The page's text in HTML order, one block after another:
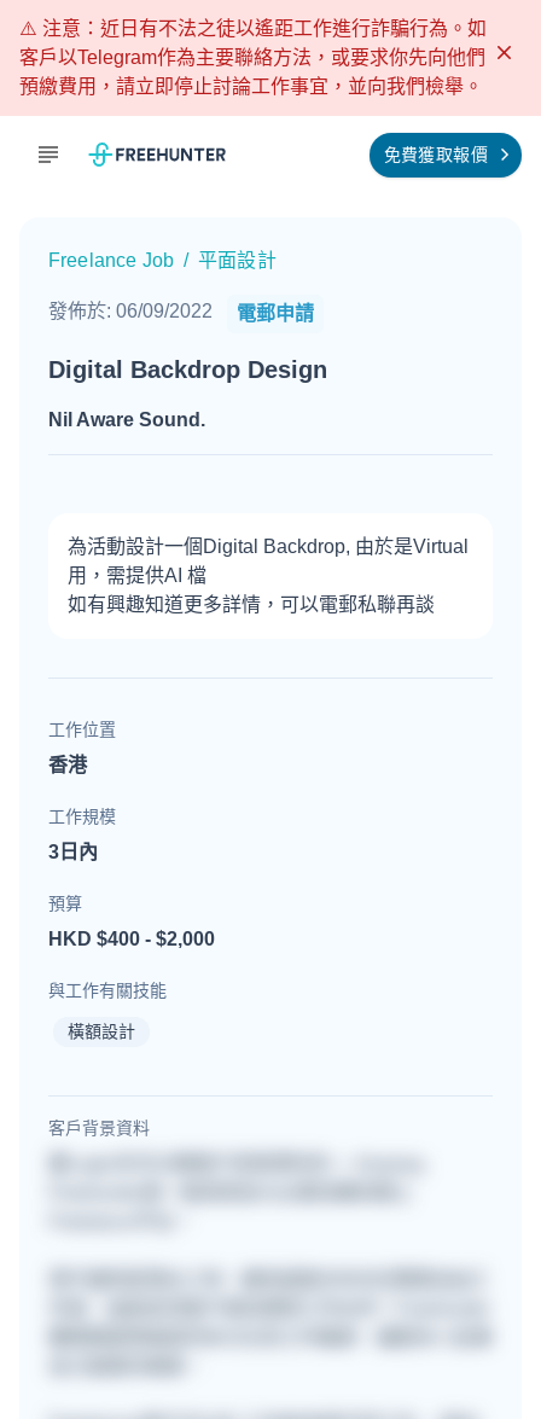
⚠️ 注意：近日有不法之徒以遙距工作進行詐騙行為。如
客戶以Telegram作為主要聯絡方法，或要求你先向他們
預繳費用，請立即停止討論工作事宜，並向我們檢舉。
免費獲取報價
Freelance Job / 平面設計
發佈於: 06/09/2022 電郵申請
Digital Backdrop Design
Nil Aware Sound .
為活動設計一個Digital Backdrop, 由於是Virtual
用，需提供AI 檔
如有興趣知道更多詳情，可以電郵私聯再談
工作位置
香港
工作規模
3日內
預算
HKD $400 - $2,000
與工作有關技能
橫額設計
客戶背景資料